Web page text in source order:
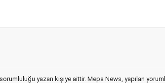
yazan kişiye aittir. Mepa News, yapılan